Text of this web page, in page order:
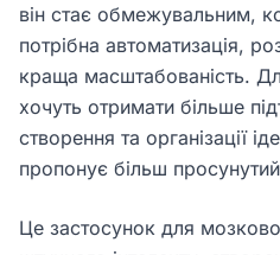
він стає обмежувальним,
потрібна автоматизація,
краща масштабованість.
хочуть отримати більше
створення та організації
пропонує більш просунутий
Це застосунок для